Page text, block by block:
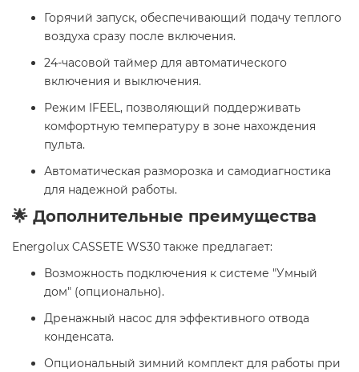
Горячий запуск, обеспечивающий подачу теплого
воздуха сразу после включения.
24-часовой таймер для автоматического
включения и выключения.
Режим IFEEL, позволяющий поддерживать
комфортную температуру в зоне нахождения
пульта.
Автоматическая разморозка и самодиагностика
для надежной работы.
🌟 Дополнительные преимущества
Energolux CASSETE WS30 также предлагает:
Возможность подключения к системе "Умный
дом" (опционально).
Дренажный насос для эффективного отвода
конденсата.
Опциональный зимний комплект для работы при